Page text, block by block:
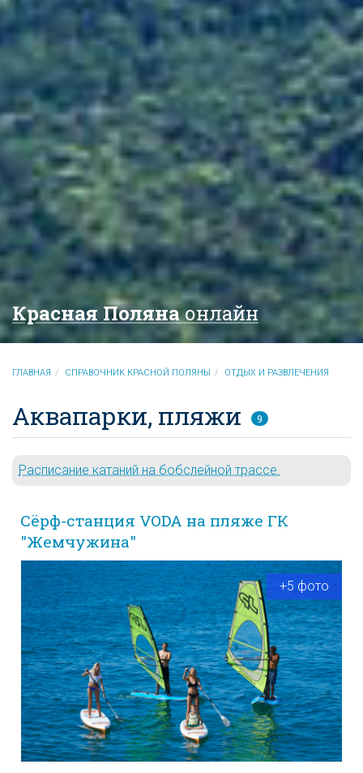
Красная Полянаонлайн
ГЛАВНАЯ СПРАВОЧНИК КРАСНОЙ ПОЛЯНЫ ОТДЫХ И РАЗВЛЕЧЕНИЯ
Аквапарки, пляжи 9
Расписание катаний на бобслейной трассе.
Cёрф-станция VODA на пляже ГК
"Жемчужина"
+5 фото